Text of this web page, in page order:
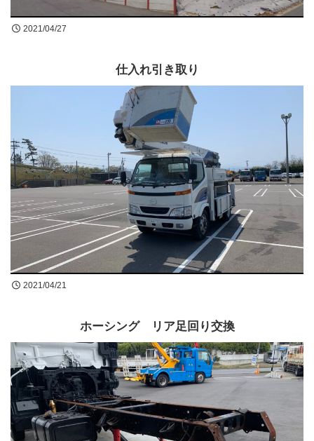
お問合せ
LINE公式アカウントはじめました!
2021/04/27
仕入れ引き取り
2021/04/21
ホーシング リア足回り交換